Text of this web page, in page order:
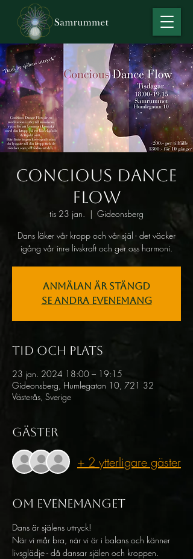
Concious Dance
Flow
tis 23 jan.
  |
Gideonsberg
Dans läker vår kropp och vår själ - det väcker
igång vår inre livskraft och ger oss harmoni.
Anmälan är stängd
Se andra evenemang
Tid och plats
23 jan. 2024 18:00 – 19:15
Gideonsberg, Humlegatan 10, 721 32
Västerås, Sverige
Gäster
+ 2 ytterligare gäster
Om evenemanget
Dans är själens uttryck!
När vi mår bra, när vi är i balans och känner
livsglädje - då dansar själen och kroppen.